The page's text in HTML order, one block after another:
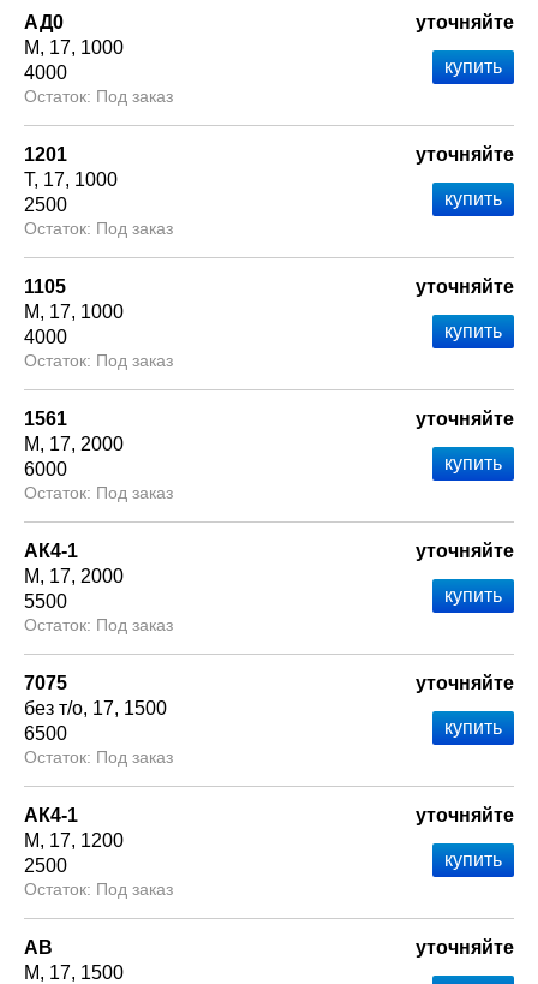
АД0
М
17 1000
4000
Под заказ
уточняйте
1201
Т 17 1000
2500
Под заказ
уточняйте
1105
М
17 1000
4000
Под заказ
уточняйте
1561
М
17 2000
6000
Под заказ
уточняйте
АК4-1
М
17 2000
5500
Под заказ
уточняйте
7075
без т/о 17 1500
6500
Под заказ
уточняйте
АК4-1
М
17 1200
2500
Под заказ
уточняйте
АВ
М
17 1500
уточняйте